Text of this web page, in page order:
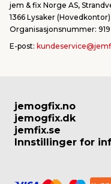
jem & fix Norge AS,
1366 Lysaker (Hovedkontor)
Organisasjonsnummer:
E-post:
jemogfix.no
jemogfix.dk
jemfix.se
Innstillinger for